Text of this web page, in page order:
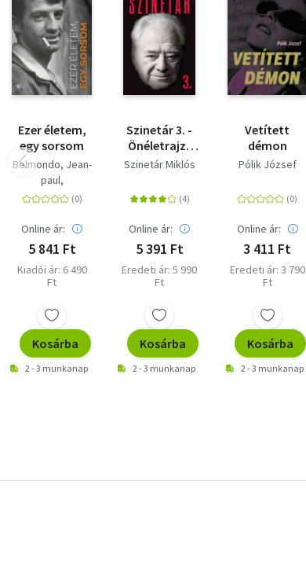
Ezer életem,
egy sorsom
Belmondo, Jean-
paul
Sophie
Online ár:
5 841 Ft
Kiadói ár: 6 490
Ft
Kosárba
2 - 3 munkanap
Szinetár 3. -
Önéletrajz-
szerűség és
Szinetár Miklós
Online ár:
5 391 Ft
Eredeti ár: 5 990
Ft
Kosárba
2 - 3 munkanap
Vetített
démon
Pólik József
Online ár:
3 411 Ft
Eredeti ár: 3 790
Ft
Kosárba
2 - 3 munkanap